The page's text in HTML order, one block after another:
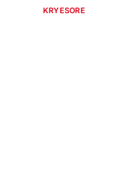
KRYESORE